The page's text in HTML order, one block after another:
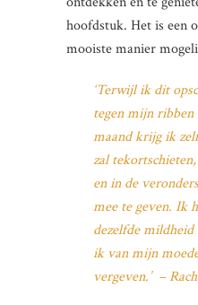
hoofdstuk. Het is een
mooiste manier
‘Terwijl ik dit
tegen mijn ribben
maand krijg ik
zal
en in de
mee te geven. Ik
dezelfde mildheid
ik van mijn
vergeven.’ –